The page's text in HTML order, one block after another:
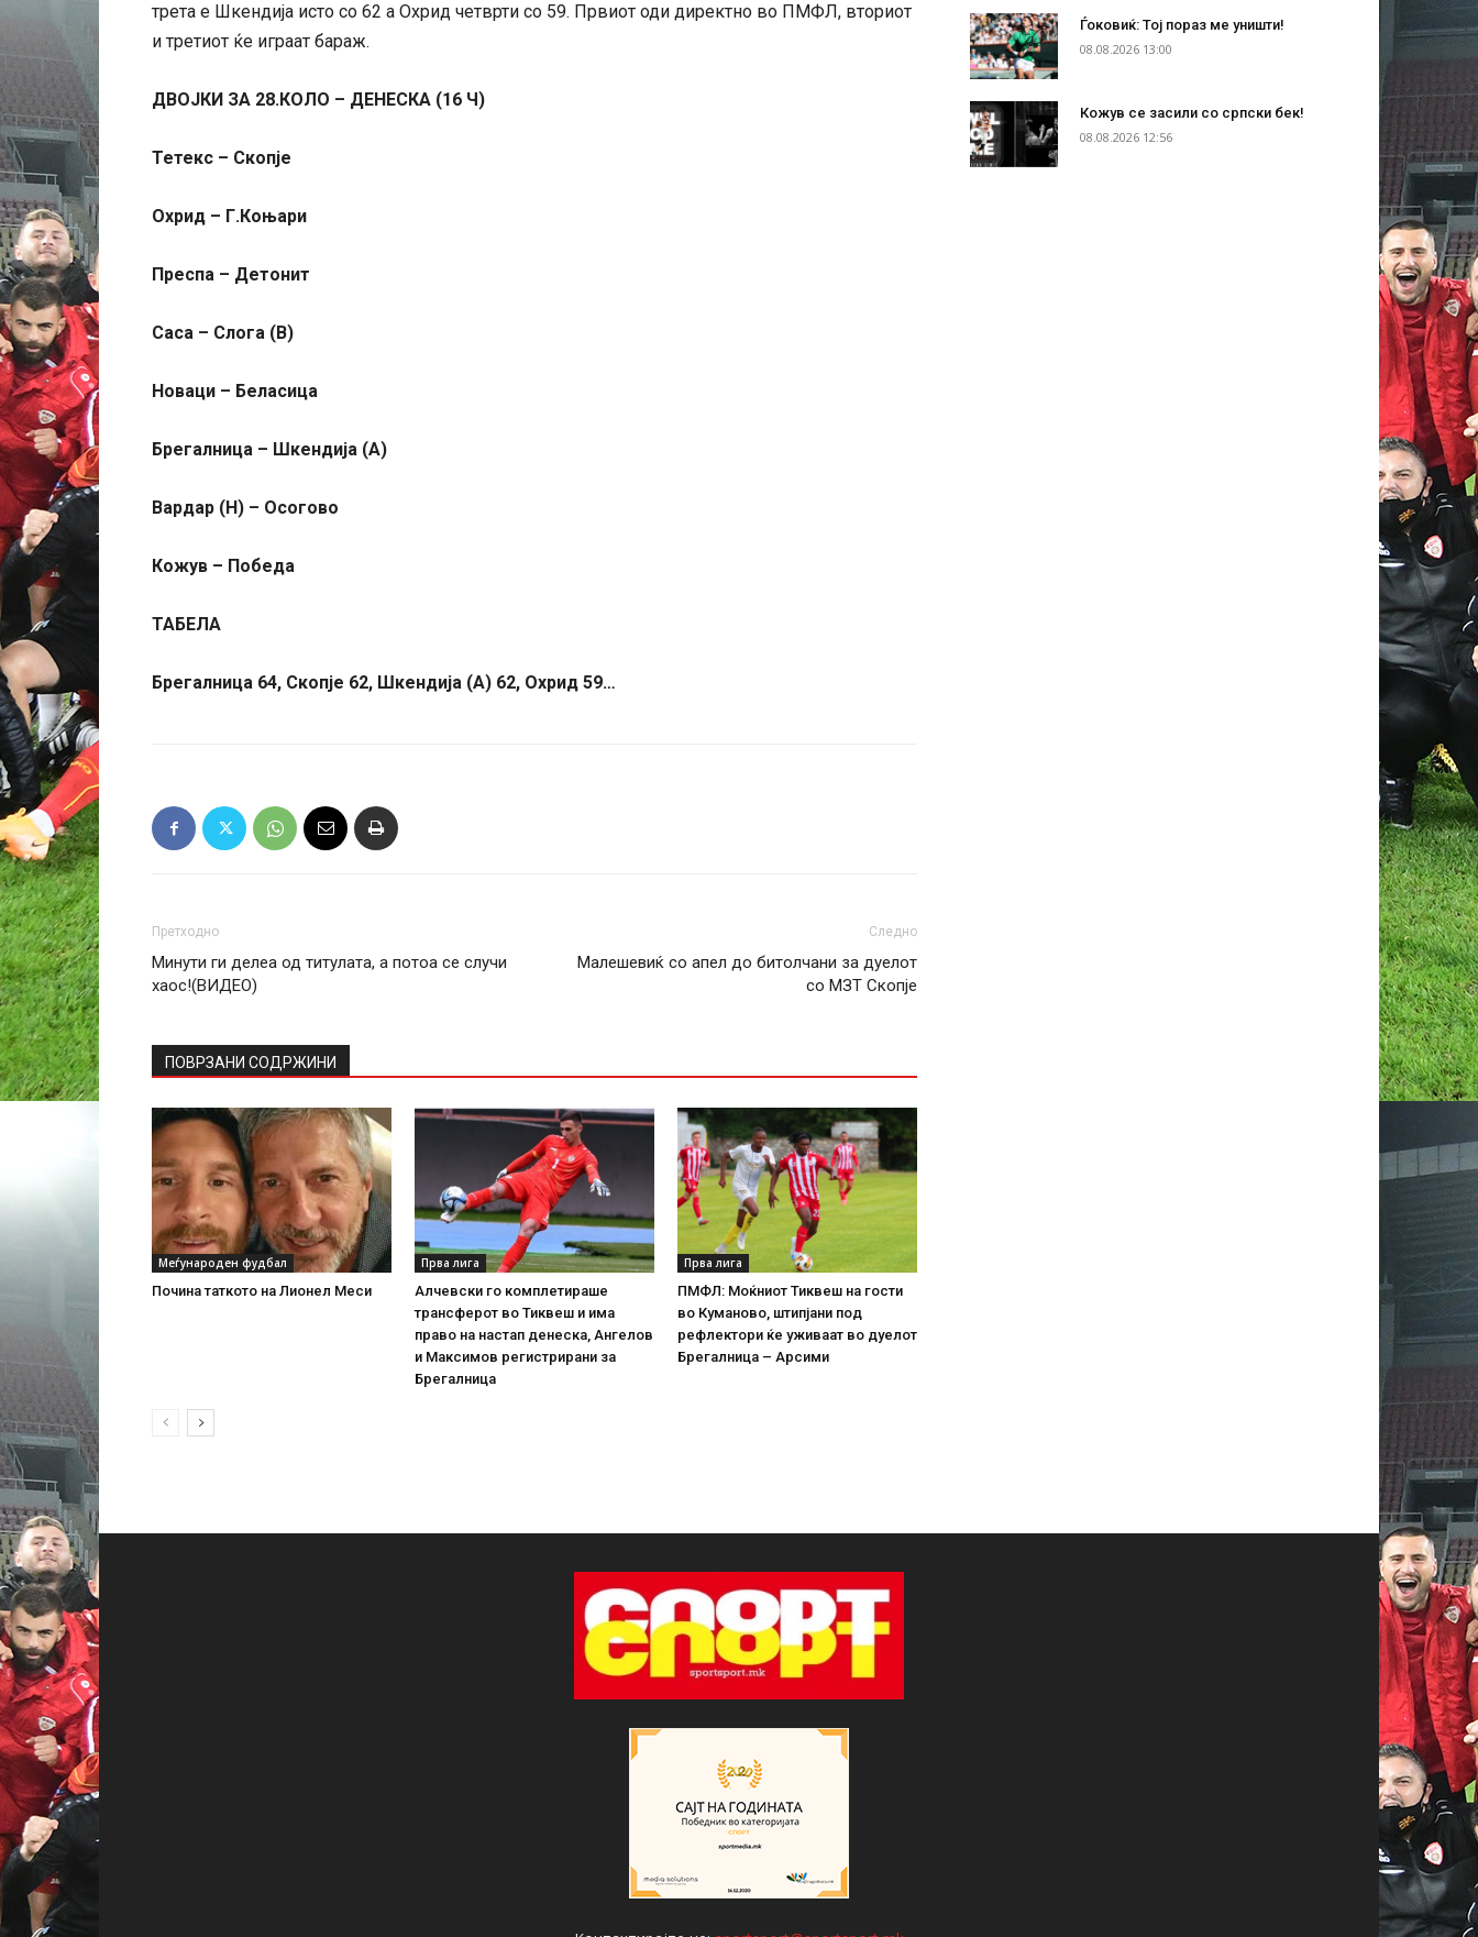
трета е Шкендија исто со 62 а Охрид четврти со 59. Првиот оди директно во ПМФЛ, вториот
и третиот ќе играат бараж.
ДВОЈКИ ЗА 28.КОЛО – ДЕНЕСКА (16 Ч)
Тетекс – Скопје
Охрид – Г.Коњари
Преспа – Детонит
Саса – Слога (В)
Новаци – Беласица
Брегалница – Шкендија (А)
Вардар (Н) – Осогово
Кожув – Победа
ТАБЕЛА
Брегалница 64, Скопје 62, Шкендија (А) 62, Охрид 59…
Претходно
Минути ги делеа од титулата, а потоа се случи
хаос!(ВИДЕО)
Следно
Малешевиќ со апел до битолчани за дуелот
со МЗТ Скопје
ПОВРЗАНИ СОДРЖИНИ
Меѓународен фудбал
Почина таткото на Лионел Меси
Прва лига
Алчевски го комплетираше
трансферот во Тиквеш и има
право на настап денеска, Ангелов
и Максимов регистрирани за
Брегалница
Прва лига
ПМФЛ: Моќниот Тиквеш на гости
во Куманово, штипјани под
рефлектори ќе уживаат во дуелот
Брегалница – Арсими
Ѓоковиќ: Тој пораз ме уништи!
08.08.2026 13:00
Кожув се засили со српски бек!
08.08.2026 12:56